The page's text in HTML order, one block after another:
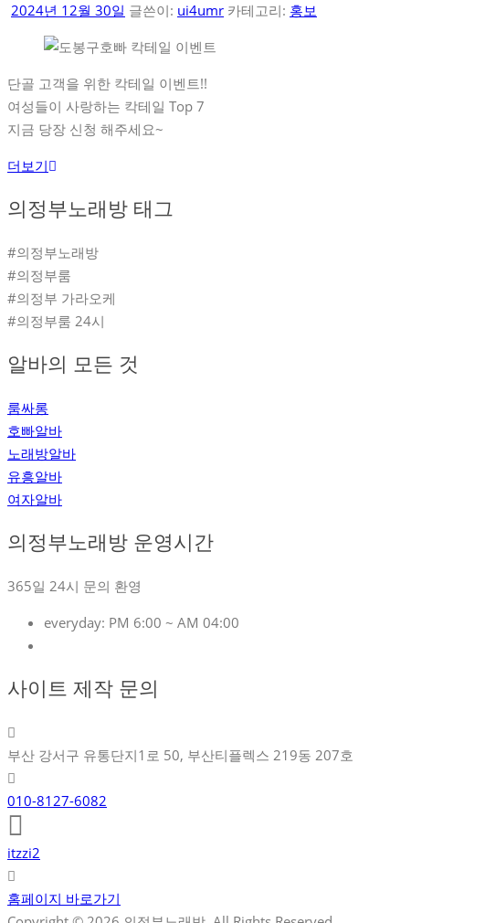
2024년 12월 30일 글쓴이: ui4umr 카테고리: 홍보
단골 고객을 위한 칵테일 이벤트!!
여성들이 사랑하는 칵테일 Top 7
지금 당장 신청 해주세요~
더보기
의정부노래방 태그
#의정부노래방
#의정부룸
#의정부 가라오케
#의정부룸 24시
알바의 모든 것
룸싸롱
호빠알바
노래방알바
유흥알바
여자알바
의정부노래방 운영시간
365일 24시 문의 환영
everyday: PM 6:00 ~ AM 04:00
사이트 제작 문의
부산 강서구 유통단지1로 50, 부산티플렉스 219동 207호
010-8127-6082
itzzi2
홈페이지 바로가기